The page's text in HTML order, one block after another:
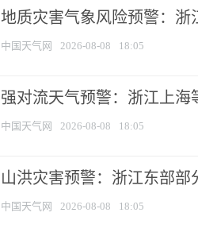
地质灾害气象风险预警：
中国天气网 2026-08-08 18:05
强对流天气预警：浙江上海
中国天气网 2026-08-08 18:05
山洪灾害预警：浙江东部
中国天气网 2026-08-08 18:05